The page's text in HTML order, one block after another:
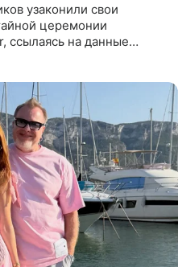
узаконили свои
церемонии
ссылаясь на данные